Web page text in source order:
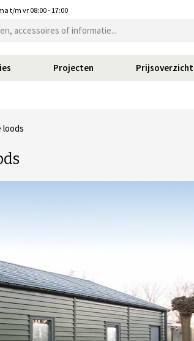
t/m vr 08:00 - 17:00
Projecten Prijsoverzicht
loods